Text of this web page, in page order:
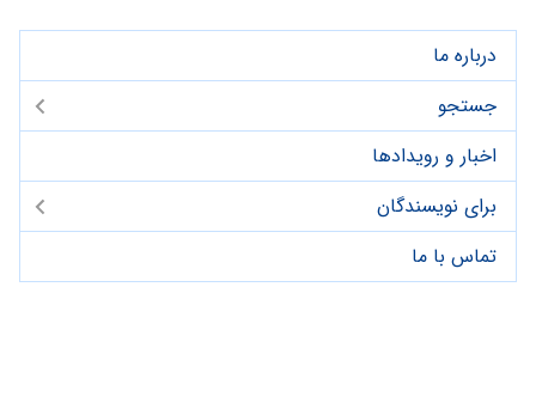
درباره ما
جستجو
اخبار و رویدادها
برای نویسندگان
تماس با ما